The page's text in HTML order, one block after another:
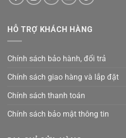
HỖ TRỢ KHÁCH HÀNG
Chính sách bảo hành, đổi trả
Chính sách giao hàng và lắp đặt
Chính sách thanh toán
Chính sách bảo mật thông tin